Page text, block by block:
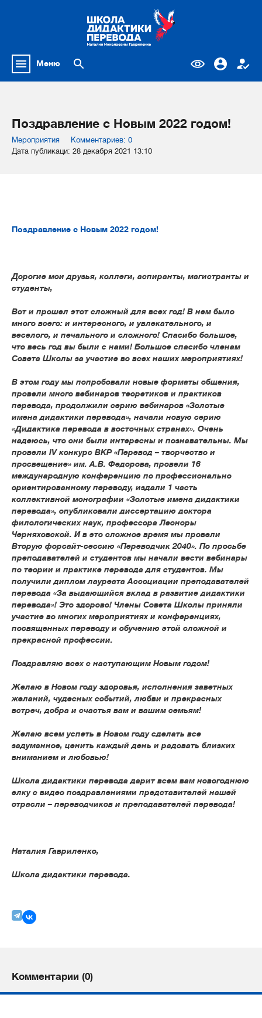
Меню
Поздравление с Новым 2022 годом!
Мероприятия
Комментариев: 0
Дата публикаци: 28 декабря 2021 13:10
Поздравление с Новым 2022 годом!
Дорогие мои друзья, коллеги, аспиранты, магистранты и
студенты,
Вот и прошел этот сложный для всех год! В нем было
много всего: и интересного, и увлекательного, и
веселого, и печального и сложного! Спасибо большое,
что весь год вы были с нами! Большое спасибо членам
Совета Школы за участие во всех наших мероприятиях!
В этом году мы попробовали новые форматы общения,
провели много вебинаров теоретиков и практиков
перевода, продолжили серию вебинаров «Золотые
имена дидактики перевода», начали новую серию
«Дидактика перевода в восточных странах». Очень
надеюсь, что они были интересны и познавательны. Мы
провели IVконкурс ВКР «Перевод – творчество и
просвещение» им. А.В. Федорова, провели 16
международную конференцию по профессионально
ориентированному переводу, издали 1 часть
коллективной монографии «Золотые имена дидактики
перевода», опубликовали диссертацию доктора
филологических наук, профессора Леоноры
Черняховской. И в это сложное время мы провели
Вторую форсайт-сессию «Переводчик 2040». По просьбе
преподавателей и студентов мы начали вести вебинары
по теории и практике перевода для студентов. Мы
получилидиплом лауреата Ассоциации преподавателей
перевода «За выдающийся вклад в развитие дидактики
перевода»! Это здорово! Члены Совета Школы приняли
участие во многих мероприятиях и конференциях,
посвященных переводу и обучению этой сложной и
прекрасной профессии.
Поздравляю всех с наступающим Новым годом!
Желаю в Новом году здоровья, исполнения заветных
желаний, чудесных событий, любви и прекрасных
встреч, добра и счастья вам и вашим семьям!
Желаю всем успеть в Новом году сделать все
задуманное, ценить каждый день и радовать близких
вниманием и любовью!
Школа дидактики перевода дарит всем вам новогоднюю
елку с видео поздравлениями представителей нашей
отрасли – переводчиков и преподавателей перевода!
Наталия Гавриленко,
Школа дидактики перевода.
Комментарии (0)